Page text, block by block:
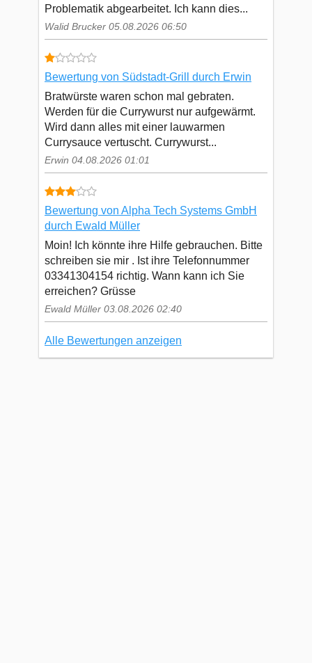
Problematik abgearbeitet. Ich kann dies...
Walid Brucker 05.08.2026 06:50
Bewertung von Südstadt-Grill durch Erwin
Bratwürste waren schon mal gebraten.
Werden für die Currywurst nur aufgewärmt.
Wird dann alles mit einer lauwarmen
Currysauce vertuscht. Currywurst...
Erwin 04.08.2026 01:01
Bewertung von Alpha Tech Systems GmbH
durch Ewald Müller
Moin! Ich könnte ihre Hilfe gebrauchen. Bitte
schreiben sie mir . Ist ihre Telefonnummer
03341304154 richtig. Wann kann ich Sie
erreichen? Grüsse
Ewald Müller 03.08.2026 02:40
Alle Bewertungen anzeigen